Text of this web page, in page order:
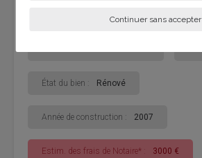
100 m²
État du bien : Rénové
Année de construction : 2007
Estim. des frais de Notaire* : 3000 €
Continuer sans accepter